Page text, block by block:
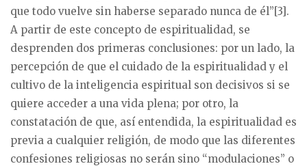
que todo vuelve sin haberse separado nunca de él”[3].
A partir de este concepto de espiritualidad, se
desprenden dos primeras conclusiones: por un lado, la
percepción de que el cuidado de la espiritualidad y el
cultivo de la inteligencia espiritual son decisivos si se
quiere acceder a una vida plena; por otro, la
constatación de que, así entendida, la espiritualidad es
previa a cualquier religión, de modo que las diferentes
confesiones religiosas no serán sino “modulaciones” o